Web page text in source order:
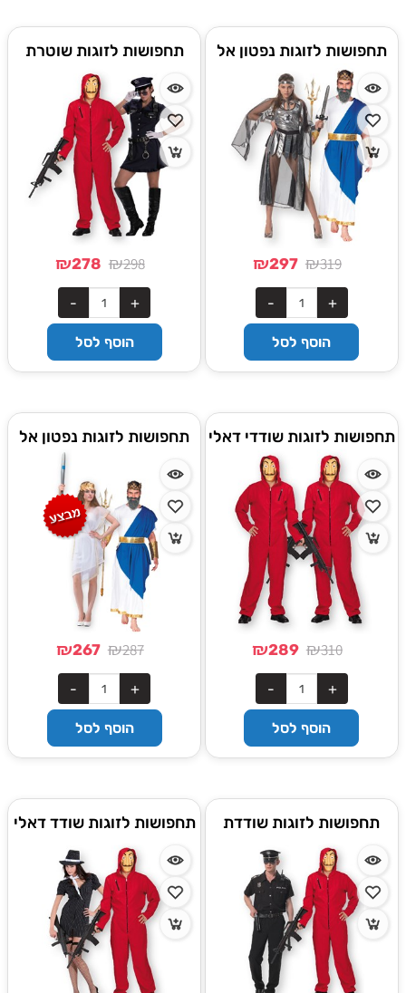
תחפושות לזוגות נפטון אל
הים ולוחמת ונוס
₪319
₪297
הוסף לסל
תחפושות לזוגות שוטרת
תנועה ושוטר דאלי
₪298
₪278
הוסף לסל
תחפושות לזוגות שודדי דאלי
₪310
₪289
הוסף לסל
תחפושות לזוגות נפטון אל
הים ואלה יוונית
₪287
₪267
הוסף לסל
תחפושות לזוגות שודדת
דאלי ושוטר
תחפושות לזוגות שודד דאלי
ונערת המאפיה